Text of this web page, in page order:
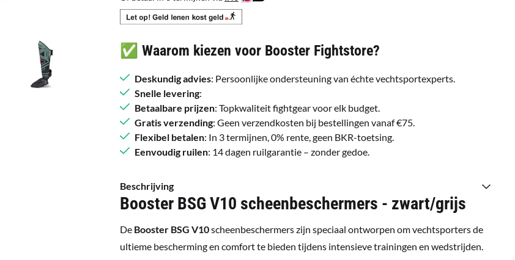
✅ Waarom kiezen voor Booster Fightstore?
Deskundig advies: Persoonlijke ondersteuning van échte vechtsportexperts.
Snelle levering:
Betaalbare prijzen: Topkwaliteit fightgear voor elk budget.
Gratis verzending: Geen verzendkosten bij bestellingen vanaf €75.
Flexibel betalen: In 3 termijnen, 0% rente, geen BKR-toetsing.
Eenvoudig ruilen: 14 dagen ruilgarantie – zonder gedoe.
Beschrijving
Booster BSG V10 scheenbeschermers - zwart/grijs
De Booster BSG V10scheenbeschermers zijn speciaal ontworpen om vechtsporters de
ultieme bescherming en comfort te bieden tijdens intensieve trainingen en wedstrijden.